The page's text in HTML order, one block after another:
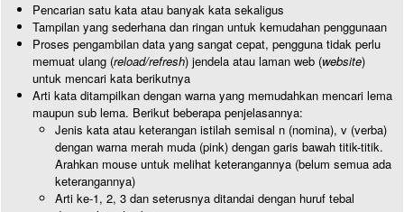
Pencarian satu kata atau banyak kata sekaligus
Tampilan yang sederhana dan ringan untuk kemudahan penggunaan
Proses pengambilan data yang sangat cepat, pengguna tidak perlu
memuat ulang (reload/refresh) jendela atau laman web (website)
untuk mencari kata berikutnya
Arti kata ditampilkan dengan warna yang memudahkan mencari lema
maupun sub lema. Berikut beberapa penjelasannya:
Jenis kata atau keterangan istilah semisal n (nomina), v (verba)
dengan warna merah muda (pink) dengan garis bawah titik-titik.
Arahkan mouse untuk melihat keterangannya (belum semua ada
keterangannya)
Arti ke-1, 2, 3 dan seterusnya ditandai dengan huruf tebal